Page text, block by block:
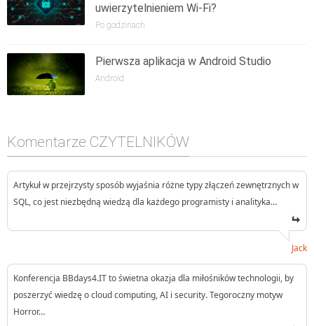
uwierzytelnieniem Wi-Fi?
Po godzinach
Pierwsza aplikacja w Android Studio
Android
Komentarze CZYTELNIKÓW
Artykuł w przejrzysty sposób wyjaśnia różne typy złączeń zewnętrznych w
SQL, co jest niezbędną wiedzą dla każdego programisty i analityka…
Jack
Konferencja BBdays4.IT to świetna okazja dla miłośników technologii, by
poszerzyć wiedzę o cloud computing, AI i security. Tegoroczny motyw
Horror…